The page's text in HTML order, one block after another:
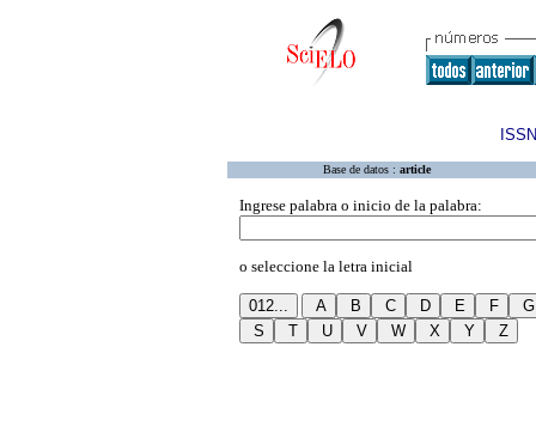
Base de datos : article
Ingrese palabra o inicio de la palabra:
o seleccione la letra inicial